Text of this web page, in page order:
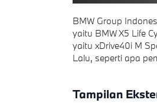
BMW Group
yaitu BMW X5 Life
yaitu xDrive40i M
Lalu, seperti apa
Tampilan